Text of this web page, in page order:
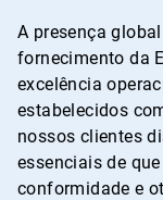
A presença
fornecimento da
excelência
estabelecidos
nossos clientes
essenciais de
conformidade e